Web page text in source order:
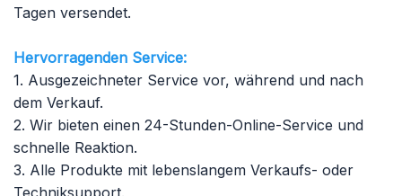
Tagen versendet.
Hervorragenden Service:
1. Ausgezeichneter Service vor, während und nach
dem Verkauf.
2. Wir bieten einen 24-Stunden-Online-Service und
schnelle Reaktion.
3. Alle Produkte mit lebenslangem Verkaufs- oder
Techniksupport.